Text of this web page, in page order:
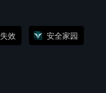
效 安全家园